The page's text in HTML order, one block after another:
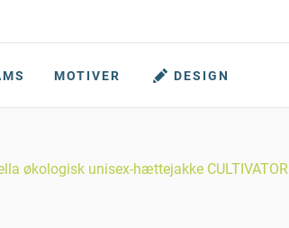
MOTIVER DESIGN
økologisk unisex-hættejakke CULTIVATOR